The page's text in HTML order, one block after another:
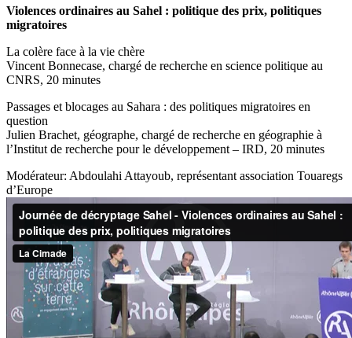
Violences ordinaires au Sahel : politique des prix, politiques
migratoires
La colère face à la vie chère
Vincent Bonnecase, chargé de recherche en science politique au
CNRS, 20 minutes
Passages et blocages au Sahara : des politiques migratoires en
question
Julien Brachet, géographe, chargé de recherche en géographie à
l’Institut de recherche pour le développement – IRD, 20 minutes
Modérateur: Abdoulahi Attayoub, représentant association Touaregs
d’Europe